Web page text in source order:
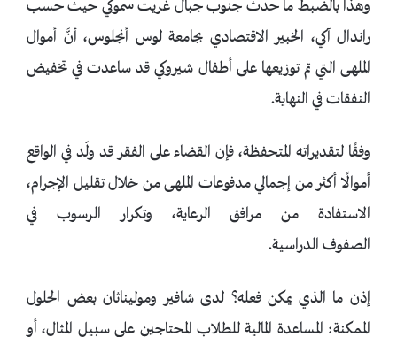
وهذا بالضبط ما حدث جنوب جبال غريت سموكي حيث حسب
راندال آكي، الخبير الاقتصادي بجامعة لوس أنجلوس، أنَّ أموال
الملهى التي تم توزيعها على أطفال شيروكي قد ساعدت في تخفيض
النفقات في النهاية.
وفقًا لتقديراته المتحفظة، فإن القضاء على الفقر قد ولّد في الواقع
أموالًا أكثر من إجمالي مدفوعات الملهى من خلال تقليل الإجرام،
الاستفادة من مرافق الرعاية، وتكرار الرسوب في
الصفوف الدراسية.
إذن ما الذي يمكن فعله؟ لدى شافير وموليناثان بعض الحلول
الممكنة: المساعدة المالية للطلاب المحتاجين على سبيل المثال، أو